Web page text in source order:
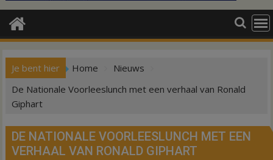
Je bent hier Home
Nieuws
De Nationale Voorleeslunch met een verhaal van Ronald
Giphart
DE NATIONALE VOORLEESLUNCH MET EEN
VERHAAL VAN RONALD GIPHART